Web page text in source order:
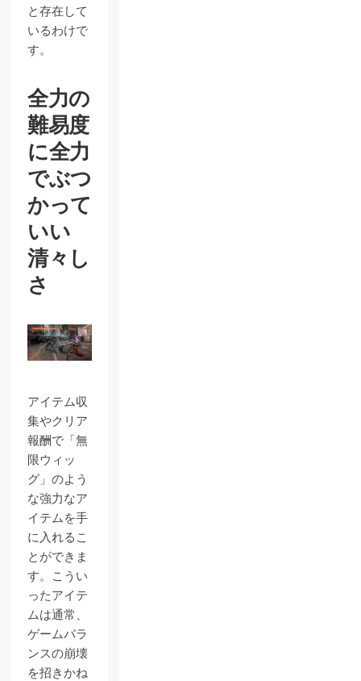
と存在して
いるわけで
す。
全力の
難易度
に全力
でぶつ
かって
いい
清々し
さ
アイテム収
集やクリア
報酬で「無
限ウィッ
グ」のよう
な強力なア
イテムを手
に入れるこ
とができま
す。こうい
ったアイテ
ムは通常、
ゲームバラ
ンスの崩壊
を招きかね